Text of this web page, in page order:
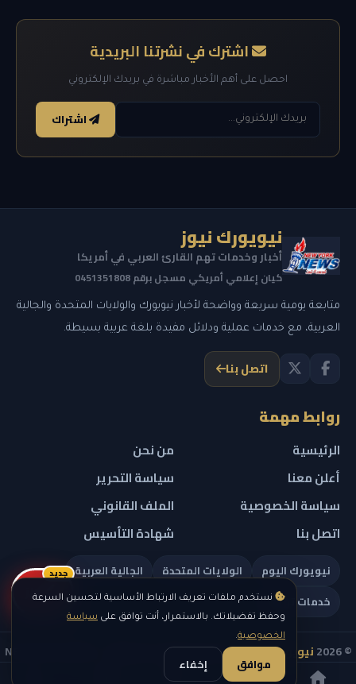
نستخدم ملفات تعريف الارتباط الأساسية لتحسين السرعة
وحفظ تفضيلاتك. بالاستمرار، أنت توافق على سياسة
الخصوصية.
موافق إخفاء
اشترك في نشرتنا البريدية
احصل على أهم الأخبار مباشرة في بريدك الإلكتروني
اشتراك
نيويورك نيوز
أخبار وخدمات تهم القارئ العربي في أمريكا
كيان إعلامي أمريكي مسجل برقم 0451351808
متابعة يومية سريعة وواضحة لأخبار نيويورك والولايات المتحدة والجالية
العربية، مع خدمات عملية ودلائل مفيدة بلغة عربية بسيطة.
اتصل بنا
روابط مهمة
الرئيسية
من نحن
أعلن معنا
سياسة التحرير
سياسة الخصوصية
الملف القانوني
اتصل بنا
شهادة التأسيس
نيويورك اليوم الولايات المتحدة
الجالية العربية
خدمات تهمك
© 2026 نيويورك نيوز
— جميع الحقوق محفوظة — NEW YORK NEWS
IN ARABIC LLC — رقم التسجيل 0451351808
ريلز
جديد